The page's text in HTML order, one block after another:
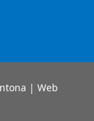
| Web